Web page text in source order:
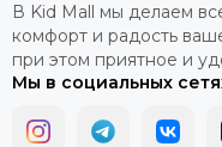
В Kid Mall мы делаем
комфорт и радость
при этом приятное и
Мы в социальных